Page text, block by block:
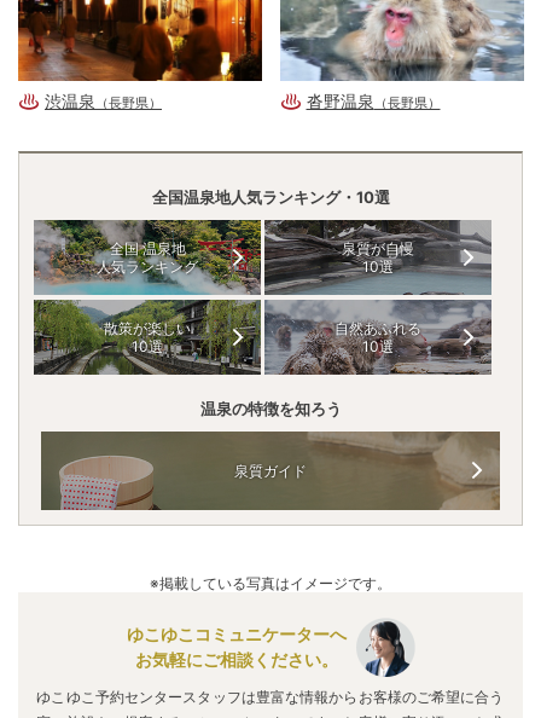
渋温泉 （長野県） 沓野温泉 （長野県）
全国温泉地人気ランキング・10選
全国 温泉地
人気ランキング
泉質が自慢
10選
散策が楽しい
10選
自然あふれる
10選
温泉の特徴を知ろう
泉質ガイド
※掲載している写真はイメージです。
ゆこゆこコミュニケーターへ
お気軽にご相談ください。
ゆこゆこ予約センタースタッフは豊富な情報からお客様のご希望に合う